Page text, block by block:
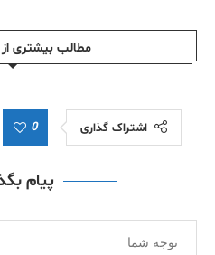
مطالب بیشتری
اشتراک گذاری 0
پیام